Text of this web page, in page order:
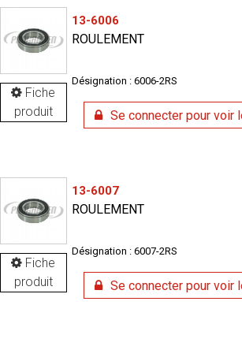
Fiche
produit
13-6006
ROULEMENT
Désignation : 6006-2RS
Se connecter pour voir
Fiche
produit
13-6007
ROULEMENT
Désignation : 6007-2RS
Se connecter pour voir